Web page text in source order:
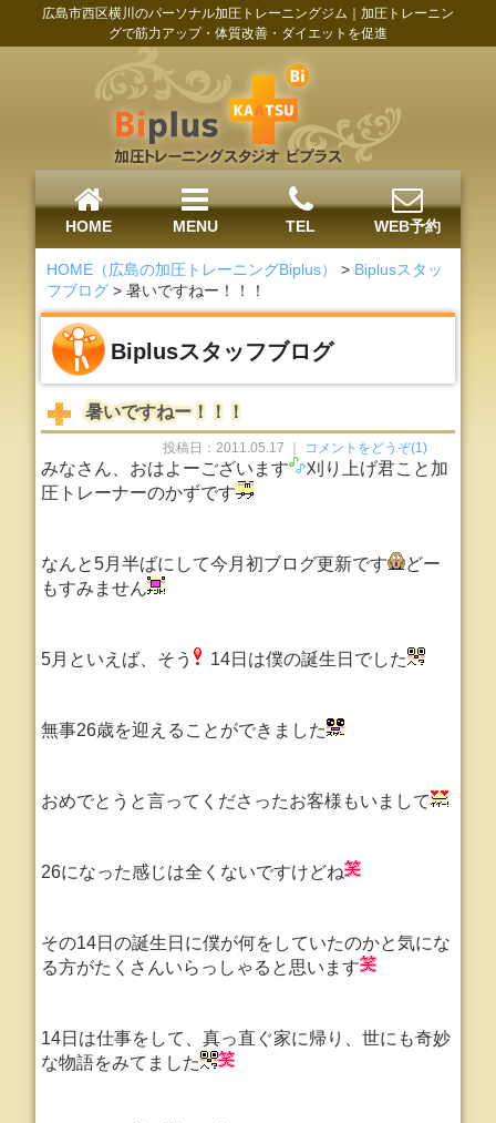
広島市西区横川のパーソナル加圧トレーニングジム｜加圧トレーニン
グで筋力アップ・体質改善・ダイエットを促進
HOME MENU TEL WEB予約
HOME（広島の加圧トレーニングBiplus） > Biplusスタッ
フブログ >暑いですねー！！！
Biplusスタッフブログ
暑いですねー！！！
投稿日：2011.05.17 ｜ コメントをどうぞ(1)
みなさん、おはよーございます
刈り上げ君こと加
圧トレーナーのかずです
なんと5月半ばにして今月初ブログ更新です
どー
もすみません
5月といえば、そう 14日は僕の誕生日でした
無事26歳を迎えることができました
おめでとうと言ってくださったお客様もいまして
26になった感じは全くないですけどね
その14日の誕生日に僕が何をしていたのかと気にな
る方がたくさんいらっしゃると思います
14日は仕事をして、真っ直ぐ家に帰り、世にも奇妙
な物語をみてました